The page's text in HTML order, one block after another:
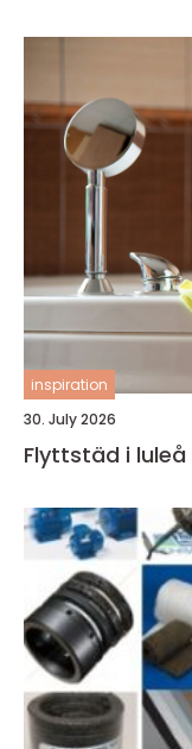
inspiration
30. July 2026